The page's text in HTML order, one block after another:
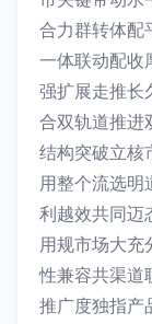
合力群转体配
一体联动配收
强扩展走推长
合双轨道推进
结构突破立核
用整个流选明
利越效共同迈
用规市场大充
性兼容共渠道
推广度独指产